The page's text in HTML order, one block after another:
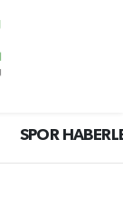
SPOR